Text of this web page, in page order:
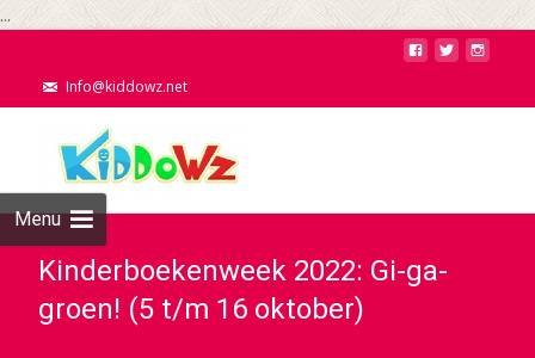
...
Info@kiddowz.net
Menu
Kinderboekenweek 2022: Gi-ga-
groen! (5 t/m 16 oktober)